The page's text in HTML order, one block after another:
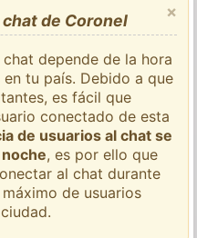
×
de Coronel
depende de la hora
tu país. Debido a que
es fácil que
conectado de esta
de usuarios al chat se
, es por ello que
al chat durante
de usuarios